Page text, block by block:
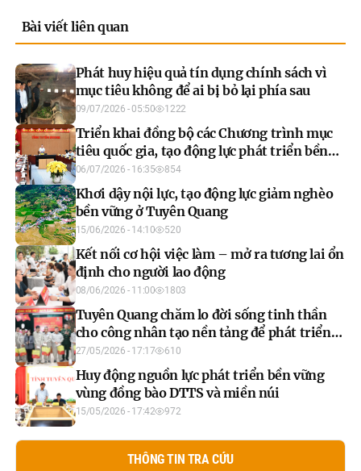
Bài viết liên quan
Phát huy hiệu quả tín dụng chính sách vì
mục tiêu không để ai bị bỏ lại phía sau
09/07/2026 - 05:50 1222
Triển khai đồng bộ các Chương trình mục
tiêu quốc gia, tạo động lực phát triển bền
vững
06/07/2026 - 16:35 854
Khơi dậy nội lực, tạo động lực giảm nghèo
bền vững ở Tuyên Quang
15/06/2026 - 14:10 520
Kết nối cơ hội việc làm – mở ra tương lai ổn
định cho người lao động
08/06/2026 - 11:00 1803
Tuyên Quang chăm lo đời sống tinh thần
cho công nhân tạo nền tảng để phát triển
bền vững
27/05/2026 - 17:17 610
Huy động nguồn lực phát triển bền vững
vùng đồng bào DTTS và miền núi
15/05/2026 - 17:42 972
THÔNG TIN TRA CỨU